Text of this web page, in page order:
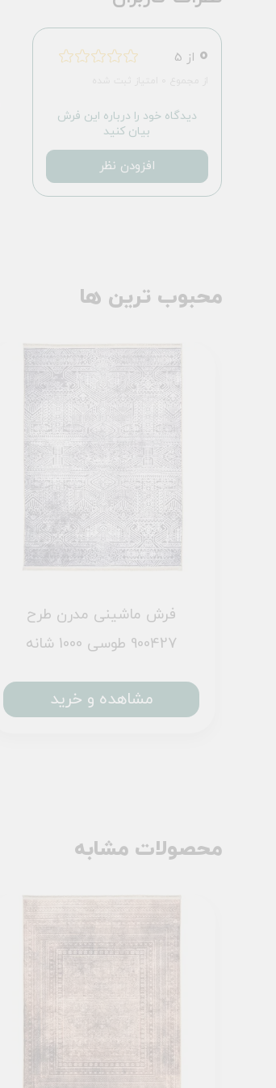
0 از 5
دیدگاه خود را درباره این فرش
بیان کنید
افزودن نظر
محبوب ترین ها
فرش ماشینی مدرن طرح
900427 طوسی 1000 شانه
مشاهده و خرید
محصولات مشابه